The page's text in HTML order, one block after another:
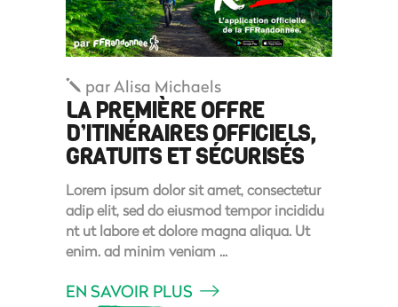
parAlisa Michaels
LA PREMIÈRE OFFRE
D’ITINÉRAIRES OFFICIELS,
GRATUITS ET SÉCURISÉS
Lorem ipsum dolor sit amet, consectetur
adip elit, sed do eiusmod tempor incididu
nt ut labore et dolore magna aliqua. Ut
enim. ad minim veniam
EN SAVOIR PLUS